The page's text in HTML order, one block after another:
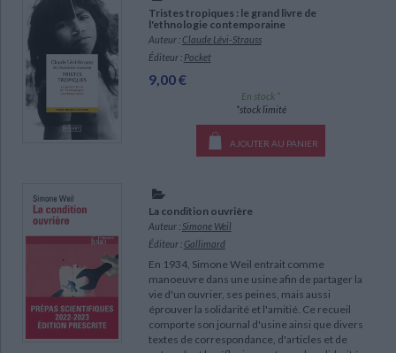
Tristes tropiques : le grand livre de
l'ethnologie contemporaine
Auteur : Claude Lévi-Strauss
Éditeur : Pocket
9,00 €
En stock *
*stock limité
AJOUTER AU PANIER
La condition ouvrière
Auteur : Simone Weil
Éditeur : Gallimard
En 1934, Simone Weil entrait comme
manoeuvre dans une usine afin de partager la
vie d'un ouvrier, ses peines, mais aussi
éprouver la solidarité et l'amitié. Ce recueil
comporte son journal d'usine ainsi que divers
textes de correspondance, d'articles et de